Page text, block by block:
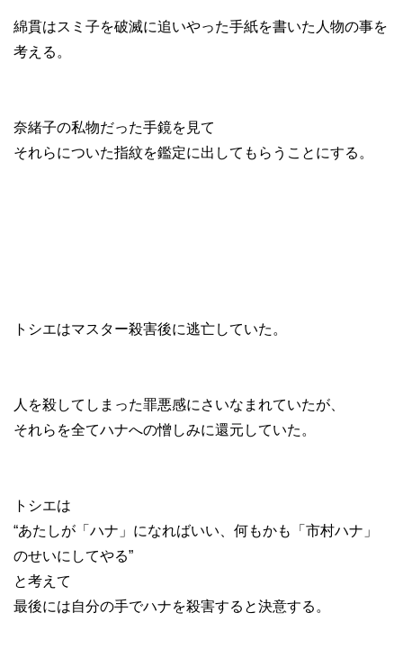
綿貫はスミ子を破滅に追いやった手紙を書いた人物の事を
考える。
奈緒子の私物だった手鏡を見て
それらについた指紋を鑑定に出してもらうことにする。
トシエはマスター殺害後に逃亡していた。
人を殺してしまった罪悪感にさいなまれていたが、
それらを全てハナへの憎しみに還元していた。
トシエは
“あたしが「ハナ」になればいい、何もかも「市村ハナ」
のせいにしてやる”
と考えて
最後には自分の手でハナを殺害すると決意する。